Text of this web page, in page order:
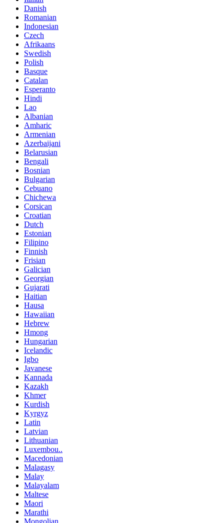
Danish
Romanian
Indonesian
Czech
Afrikaans
Swedish
Polish
Basque
Catalan
Esperanto
Hindi
Lao
Albanian
Amharic
Armenian
Azerbaijani
Belarusian
Bengali
Bosnian
Bulgarian
Cebuano
Chichewa
Corsican
Croatian
Dutch
Estonian
Filipino
Finnish
Frisian
Galician
Georgian
Gujarati
Haitian
Hausa
Hawaiian
Hebrew
Hmong
Hungarian
Icelandic
Igbo
Javanese
Kannada
Kazakh
Khmer
Kurdish
Kyrgyz
Latin
Latvian
Lithuanian
Luxembou..
Macedonian
Malagasy
Malay
Malayalam
Maltese
Maori
Marathi